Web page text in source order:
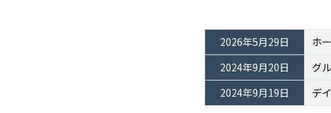
2026年5月29日
ホ
2024年9月20日
グ
2024年9月19日
デ